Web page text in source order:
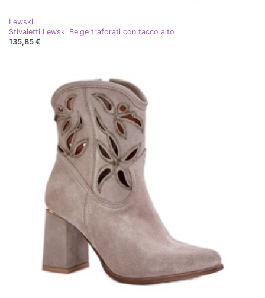
Lewski
Stivaletti Lewski Beige traforati con tacco alto
135,85 €